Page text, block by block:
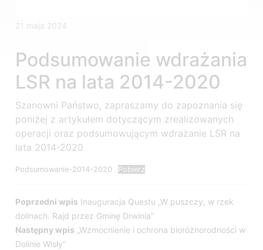
21 maja 2024
Podsumowanie wdrażania
LSR na lata 2014-2020
Szanowni Państwo, zapraszamy do zapoznania się
poniżej z artykułem dotyczącym zrealizowanych
operacji oraz podsumowującym wdrażanie LSR na
lata 2014-2020
Podsumowanie-2014-2020 Pobierz
Nawigacja
wpisu
Poprzedni wpis Inauguracja Questu „W puszczy, w rzek
dolinach. Rajd przez Gminę Drwinia”
Następny wpis „Wzmocnienie i ochrona bioróżnorodności w
Dolinie Wisły”